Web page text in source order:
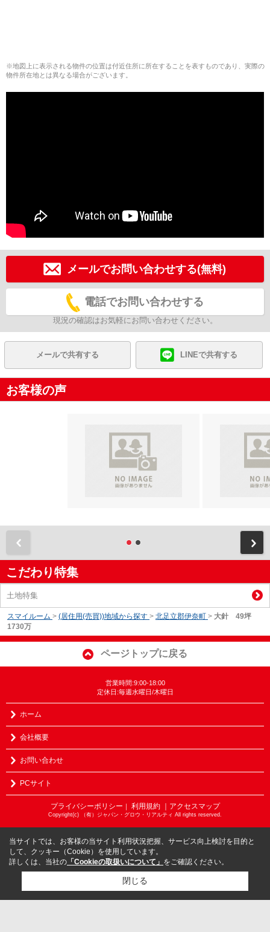
※地図上に表示される物件の位置は付近住所に所在することを表すものであり、実際の
物件所在地とは異なる場合がございます。
メールでお問い合わせする(無料)
電話でお問い合わせする
現況の確認はお気軽にお問い合わせください。
メールで共有する LINEで共有する
お客様の声
こだわり特集
土地特集
スマイルーム > (居住用(売買))地域から探す > 北足立郡伊奈町 > 大針 49坪
1730万
ページトップに戻る
営業時間:9:00-18:00
定休日:毎週水曜日/木曜日
ホーム
会社概要
お問い合わせ
PCサイト
プライバシーポリシー ｜ 利用規約 ｜アクセスマップ
Copyright(c) （有）ジャパン・グロウ・リアルティ All rights reserved.
当サイトでは、お客様の当サイト利用状況把握、サービス向上検討を目的と
して、クッキー（Cookie）を使用しています。
詳しくは、当社の 「Cookieの取扱いについて」 をご確認ください。
閉じる